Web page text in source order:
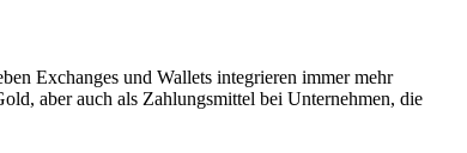
Exchanges und Wallets integrieren immer mehr
aber auch als Zahlungsmittel bei Unternehmen, die